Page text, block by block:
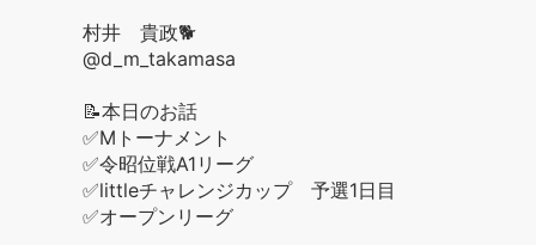
村井 貴政🐕
@d_m_takamasa
📝本日のお話
✅Mトーナメント
✅令昭位戦A1リーグ
✅littleチャレンジカップ 予選1日目
✅オープンリーグ